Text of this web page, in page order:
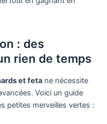
: des
rien de temps
et feta ne nécessite
Voici un guide
petites merveilles vertes :